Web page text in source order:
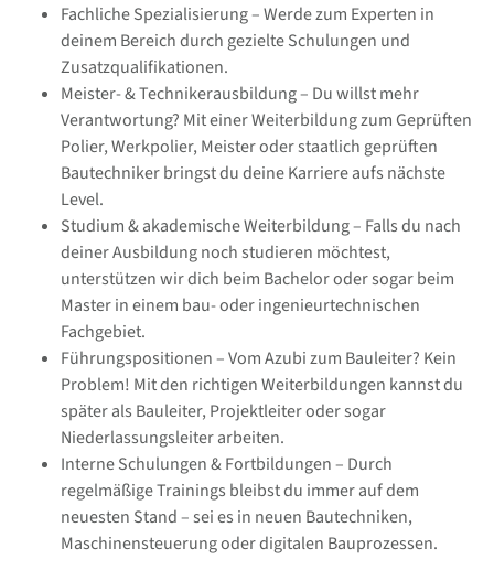
Fachliche Spezialisierung – Werde zum Experten in
deinem Bereich durch gezielte Schulungen und
Zusatzqualifikationen.
Meister- & Technikerausbildung – Du willst mehr
Verantwortung? Mit einer Weiterbildung zum Geprüften
Polier, Werkpolier, Meister oder staatlich geprüften
Bautechniker bringst du deine Karriere aufs nächste
Level.
Studium & akademische Weiterbildung – Falls du nach
deiner Ausbildung noch studieren möchtest,
unterstützen wir dich beim Bachelor oder sogar beim
Master in einem bau- oder ingenieurtechnischen
Fachgebiet.
Führungspositionen – Vom Azubi zum Bauleiter? Kein
Problem! Mit den richtigen Weiterbildungen kannst du
später als Bauleiter, Projektleiter oder sogar
Niederlassungsleiter arbeiten.
Interne Schulungen & Fortbildungen – Durch
regelmäßige Trainings bleibst du immer auf dem
neuesten Stand – sei es in neuen Bautechniken,
Maschinensteuerung oder digitalen Bauprozessen.